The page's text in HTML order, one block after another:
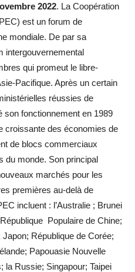
2022. La Coopération
est un forum de
mondiale. De par sa
intergouvernemental
qui promeut le libre-
Pacifique. Après un certain
réussies de
son fonctionnement en 1989
croissante des économies de
de blocs commerciaux
du monde. Son principal
marchés pour les
premières au-delà de
incluent : l’Australie ; Brunei
Populaire de Chine;
République de Corée;
Papouasie Nouvelle
la Russie; Singapour; Taipei